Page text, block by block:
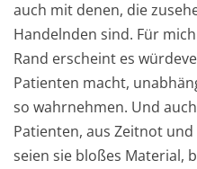
auch mit denen, die
Handelnden sind. Für
Rand erscheint es
Patienten macht,
so wahrnehmen. Und
Patienten, aus Zeitnot
seien sie bloßes Material,